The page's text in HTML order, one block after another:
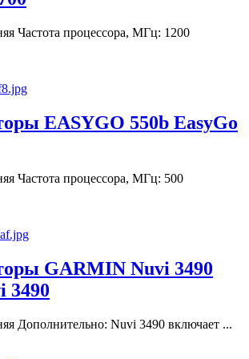
Частота процессора, МГц: 1200
EASYGO 550b EasyGo
Частота процессора, МГц: 500
GARMIN Nuvi 3490
3490
Дополнительно: Nuvi 3490 включает ...